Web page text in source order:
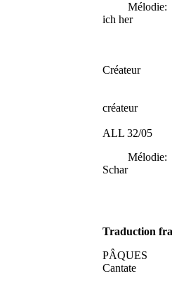
Mélodie:
ich her
Matin
EKG
fr: :
Créateur
LP
O
créateur
NCTC
ALL 32/05
Mélodie:
Schar
15e
spirituel
RA
Traduction
PÂQUES
Cantate